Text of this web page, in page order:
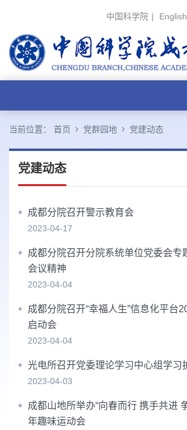
中国科学院 | English
当前位置： 首页 党群园地 党建动态
党建动态
成都分院召开警示教育会
2023-04-17
成都分院召开分院系统单位党委会专
会议精神
2023-04-04
成都分院召开“幸福人生”信息化平台
启动会
2023-04-04
光电所召开党委理论学习中心组学习
2023-04-03
成都山地所举办“向春而行 携手共进
年趣味运动会